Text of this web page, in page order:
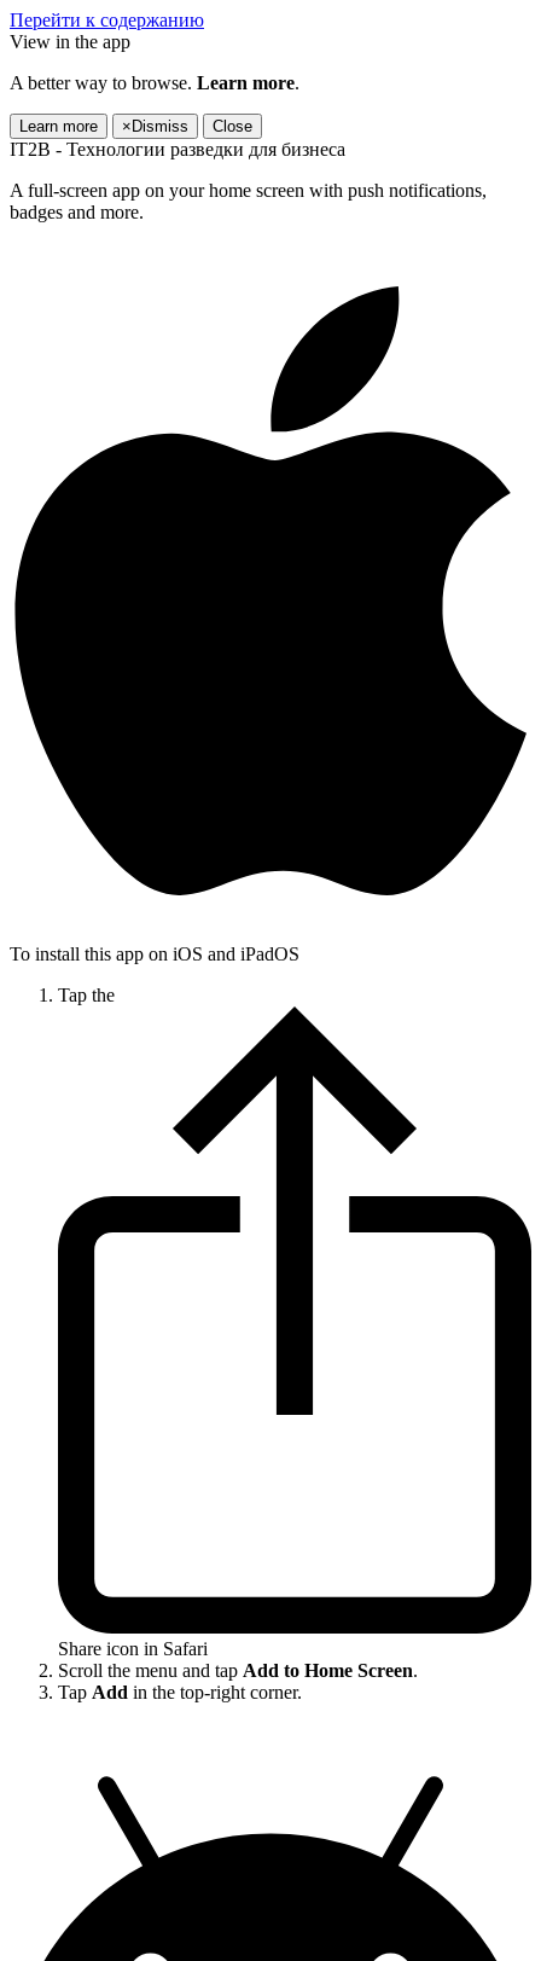
Перейти к содержанию
View in the app
A better way to browse. Learn more.
Learn more × Dismiss Close
IT2B - Технологии разведки для бизнеса
A full-screen app on your home screen with push notifications,
badges and more.
To install this app on iOS and iPadOS
Tap the
Share icon in Safari
Scroll the menu and tap Add to Home Screen.
Tap Add in the top-right corner.